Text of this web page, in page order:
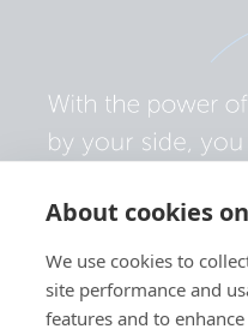
About cookies
We use cookies to
site performance and
features and to